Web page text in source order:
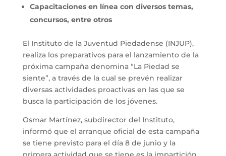
Capacitaciones en línea con diversos temas,
concursos, entre otros
El Instituto de la Juventud Piedadense (INJUP),
realiza los preparativos para el lanzamiento de la
próxima campaña denomina “La Piedad se
siente”, a través de la cual se prevén realizar
diversas actividades proactivas en las que se
busca la participación de los jóvenes.
Osmar Martínez, subdirector del Instituto,
informó que el arranque oficial de esta campaña
se tiene previsto para el día 8 de junio y la